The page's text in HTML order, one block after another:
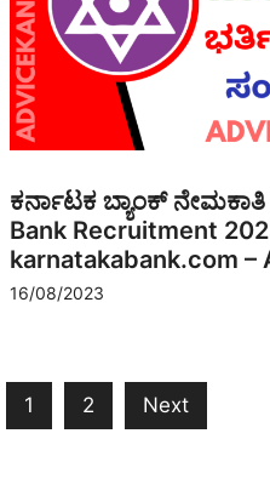
ಕರ್ನಾಟಕ ಬ್ಯಾಂಕ್
Bank Recruitment
karnatakabank.com –
16/08/2023
1 2 Next